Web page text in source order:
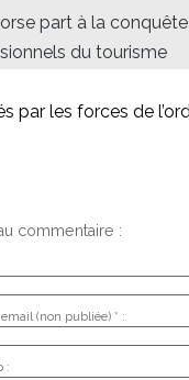
part à la
du tourisme
par les forces de
commentaire :
email (non publiée) * :
: